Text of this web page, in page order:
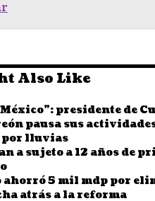
Also Like
presidente de
pausa sus
por lluvias
a sujeto a 12 años de
ahorró 5 mil mdp por
atrás a la reforma